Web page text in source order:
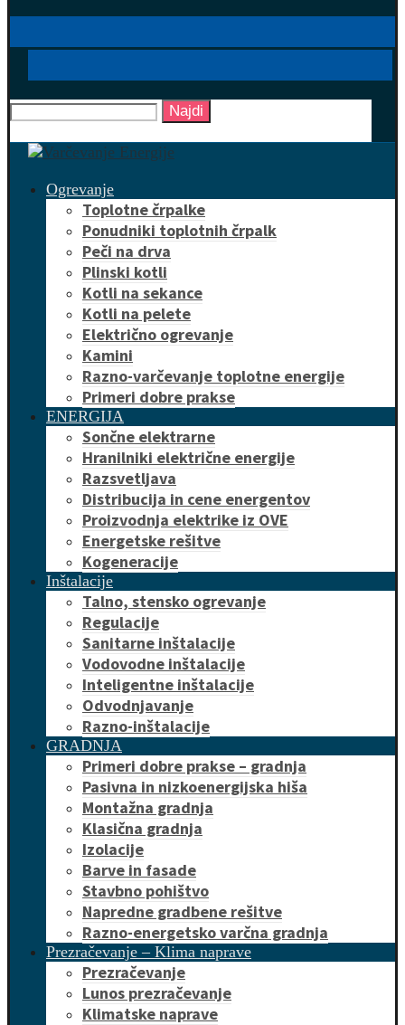
Najdi
Ogrevanje
Toplotne črpalke
Ponudniki toplotnih črpalk
Peči na drva
Plinski kotli
Kotli na sekance
Kotli na pelete
Električno ogrevanje
Kamini
Razno-varčevanje toplotne energije
Primeri dobre prakse
ENERGIJA
Sončne elektrarne
Hranilniki električne energije
Razsvetljava
Distribucija in cene energentov
Proizvodnja elektrike iz OVE
Energetske rešitve
Kogeneracije
Inštalacije
Talno, stensko ogrevanje
Regulacije
Sanitarne inštalacije
Vodovodne inštalacije
Inteligentne inštalacije
Odvodnjavanje
Razno-inštalacije
GRADNJA
Primeri dobre prakse – gradnja
Pasivna in nizkoenergijska hiša
Montažna gradnja
Klasična gradnja
Izolacije
Barve in fasade
Stavbno pohištvo
Napredne gradbene rešitve
Razno-energetsko varčna gradnja
Prezračevanje – Klima naprave
Prezračevanje
Lunos prezračevanje
Klimatske naprave